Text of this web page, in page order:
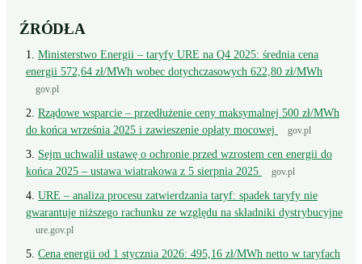
ŹRÓDŁA
Ministerstwo Energii – taryfy URE na Q4 2025: średnia cena
energii 572,64 zł/MWh wobec dotychczasowych 622,80 zł/MWh
gov.pl
Rządowe wsparcie – przedłużenie ceny maksymalnej 500 zł/MWh
do końca września 2025 i zawieszenie opłaty mocowej
gov.pl
Sejm uchwalił ustawę o ochronie przed wzrostem cen energii do
końca 2025 – ustawa wiatrakowa z 5 sierpnia 2025
gov.pl
URE – analiza procesu zatwierdzania taryf: spadek taryfy nie
gwarantuje niższego rachunku ze względu na składniki dystrybucyjne
ure.gov.pl
Cena energii od 1 stycznia 2026: 495,16 zł/MWh netto w taryfach